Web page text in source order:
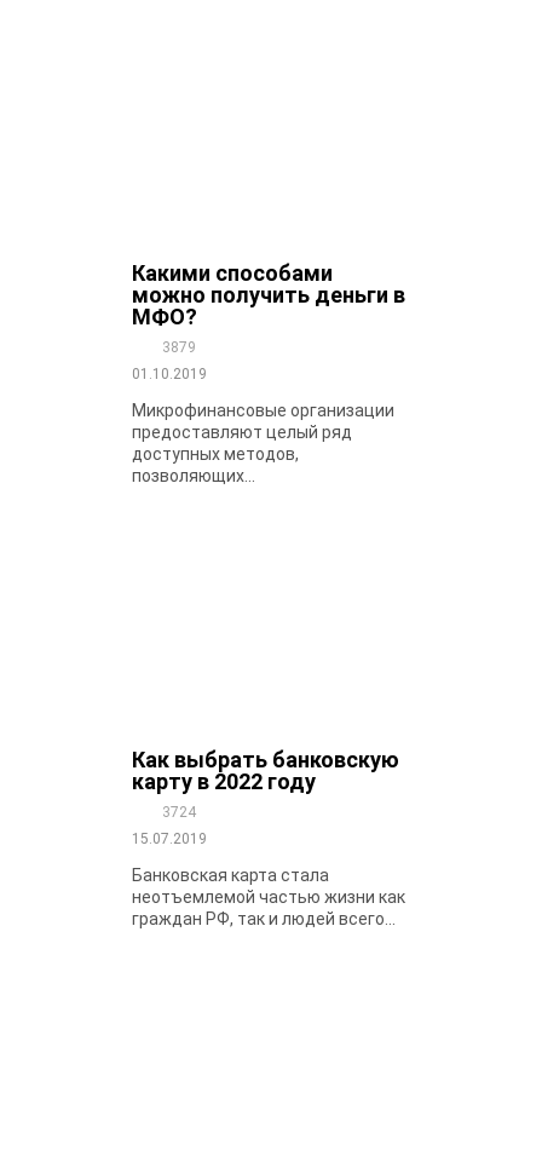
Какими способами
можно получить деньги в
МФО?
3879
01.10.2019
Микрофинансовые организации
предоставляют целый ряд
доступных методов,
позволяющих...
Как выбрать банковскую
карту в 2022 году
3724
15.07.2019
Банковская карта стала
неотъемлемой частью жизни как
граждан РФ, так и людей всего...